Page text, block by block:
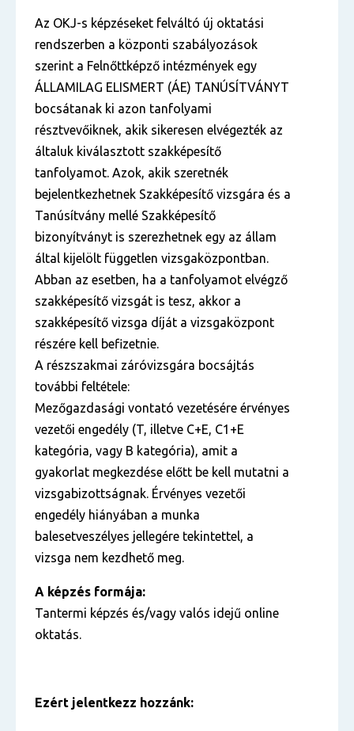
Az OKJ-s képzéseket felváltó új oktatási
rendszerben a központi szabályozások
szerint a Felnőttképző intézmények egy
ÁLLAMILAG ELISMERT (ÁE) TANÚSÍTVÁNYT
bocsátanak ki azon tanfolyami
résztvevőiknek, akik sikeresen elvégezték az
általuk kiválasztott szakképesítő
tanfolyamot. Azok, akik szeretnék
bejelentkezhetnek Szakképesítő vizsgára és a
Tanúsítvány mellé Szakképesítő
bizonyítványt is szerezhetnek egy az állam
által kijelölt független vizsgaközpontban.
Abban az esetben, ha a tanfolyamot elvégző
szakképesítő vizsgát is tesz, akkor a
szakképesítő vizsga díját a vizsgaközpont
részére kell befizetnie.
A részszakmai záróvizsgára bocsájtás
további feltétele:
Mezőgazdasági vontató vezetésére érvényes
vezetői engedély (T, illetve C+E, C1+E
kategória, vagy B kategória), amit a
gyakorlat megkezdése előtt be kell mutatni a
vizsgabizottságnak. Érvényes vezetői
engedély hiányában a munka
balesetveszélyes jellegére tekintettel, a
vizsga nem kezdhető meg.
A képzés formája:
Tantermi képzés és/vagy valós idejű online
oktatás.
Ezért jelentkezz hozzánk: